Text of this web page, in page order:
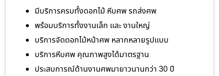
มีบริการครบทั้งดอกไม้ หีบศพ รถส่งศพ
พร้อมบริการทั้งงานเล็ก และ งานใหญ่
บริการจัดดอกไม้หน้าศพ หลากหลายรูปแบบ
บริการหีบศพ คุณภาพสูงได้มาตรฐาน
ประสบการณ์ด้านงานศพมายาวนานกว่า 30 ปี